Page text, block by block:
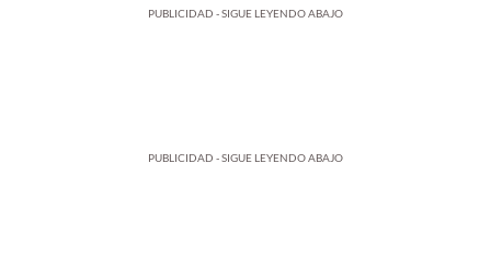
PUBLICIDAD - SIGUE LEYENDO ABAJO
PUBLICIDAD - SIGUE LEYENDO ABAJO